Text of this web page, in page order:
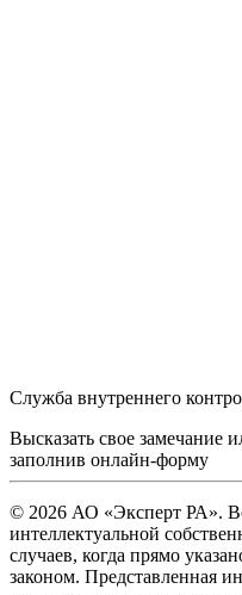
Служба внутреннего
Высказать свое
заполнив онлайн-форму
© 2026 АО «Эксперт РА».
интеллектуальной
случаев, когда прямо
законом. Представленная